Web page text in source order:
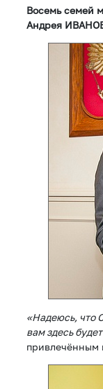
Восемь семей
Андрея
«Надеюсь, что
вам здесь
привлечённым